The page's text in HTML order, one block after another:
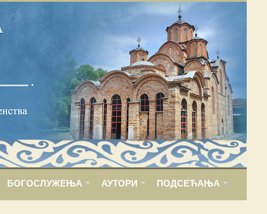
БОГОСЛУЖЕЊА АУТОРИ ПОДСЕЋАЊА